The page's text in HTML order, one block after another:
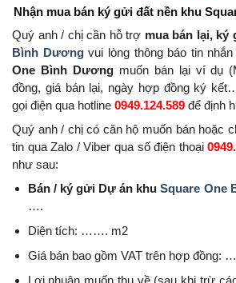
Nhận mua bán ký gửi đất nền khu
Quý anh / chị cần hỗ trợ mua bán lại, ký
Bình Dươngvui lòng thông báo tin
One Bình Dươngmuốn bán lại ví dụ
đồng, giá bán lại, ngày hợp đồng ký
gọi điện qua hotline 0949.124.589 để định
Quý anh / chị có căn hộ muốn bán hoặc
tin qua Zalo / Viber qua số điện thoại
như sau:
Bán / ký gửi Dự án khuSquare One
….
Diện tích: ……. m2
Giá bán bao gồm VAT trên hợp đồng:
Lợi nhuận muốn thu về (sau khi trừ